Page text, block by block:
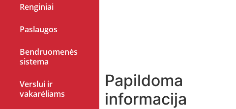
Renginiai
Paslaugos
Bendruomenės
sistema
Verslui ir
vakarėliams
Papildoma
informacija